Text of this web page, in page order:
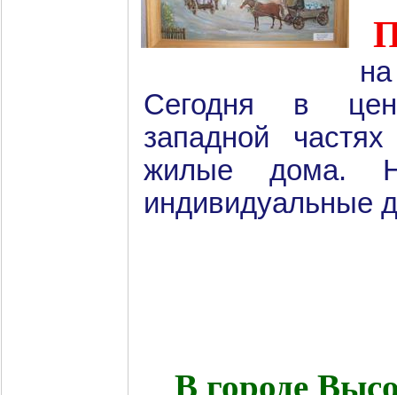
Сегодня в
западной
жилые дома.
индивидуальные
В городе